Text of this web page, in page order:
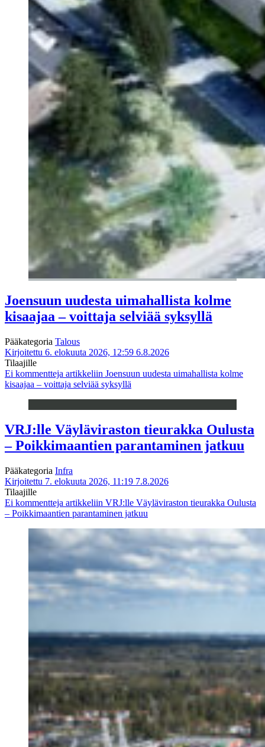
Joensuun uudesta uimahallista kolme
kisaajaa – voittaja selviää syksyllä
Pääkategoria Talous
Kirjoitettu 6. elokuuta 2026, 12:59 6.8.2026
Tilaajille
Ei kommentteja artikkeliin Joensuun uudesta uimahallista kolme
kisaajaa – voittaja selviää syksyllä
VRJ:lle Väyläviraston tieurakka Oulusta
– Poikkimaantien parantaminen jatkuu
Pääkategoria Infra
Kirjoitettu 7. elokuuta 2026, 11:19 7.8.2026
Tilaajille
Ei kommentteja artikkeliin VRJ:lle Väyläviraston tieurakka Oulusta
– Poikkimaantien parantaminen jatkuu